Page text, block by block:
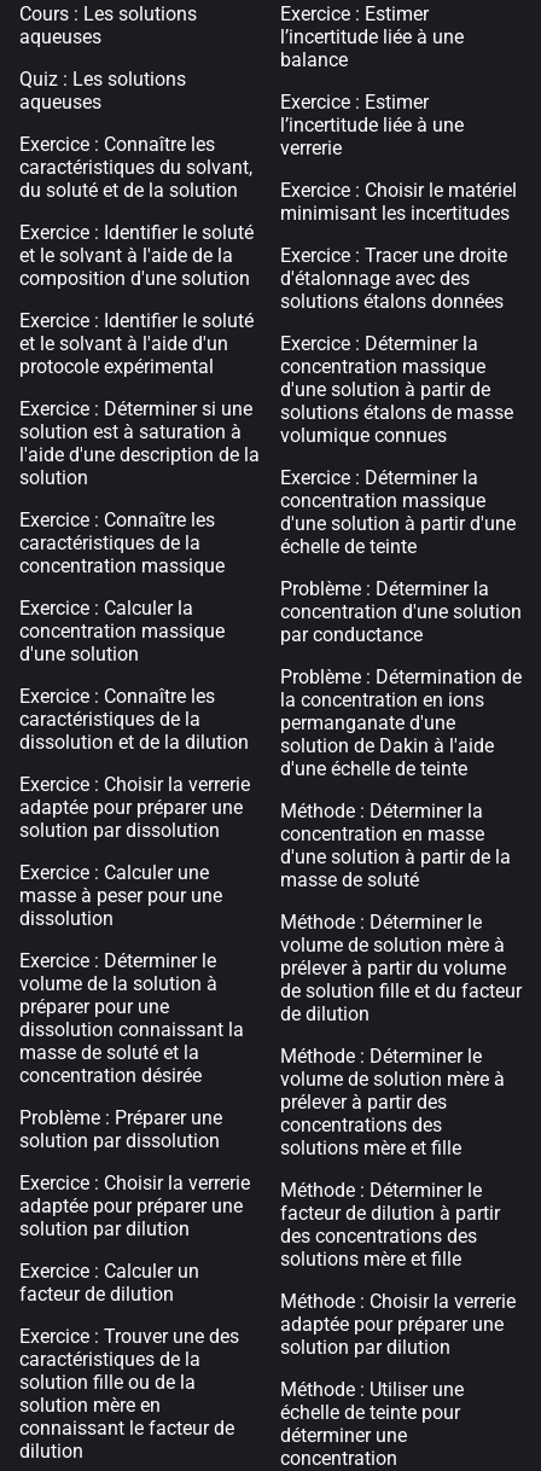
Cours : Les solutions
aqueuses
Quiz : Les solutions
aqueuses
Exercice : Connaître les
caractéristiques du solvant,
du soluté et de la solution
Exercice : Identifier le soluté
et le solvant à l'aide de la
composition d'une solution
Exercice : Identifier le soluté
et le solvant à l'aide d'un
protocole expérimental
Exercice : Déterminer si une
solution est à saturation à
l'aide d'une description de la
solution
Exercice : Connaître les
caractéristiques de la
concentration massique
Exercice : Calculer la
concentration massique
d'une solution
Exercice : Connaître les
caractéristiques de la
dissolution et de la dilution
Exercice : Choisir la verrerie
adaptée pour préparer une
solution par dissolution
Exercice : Calculer une
masse à peser pour une
dissolution
Exercice : Déterminer le
volume de la solution à
préparer pour une
dissolution connaissant la
masse de soluté et la
concentration désirée
Problème : Préparer une
solution par dissolution
Exercice : Choisir la verrerie
adaptée pour préparer une
solution par dilution
Exercice : Calculer un
facteur de dilution
Exercice : Trouver une des
caractéristiques de la
solution fille ou de la
solution mère en
connaissant le facteur de
dilution
Exercice : Estimer
l’incertitude liée à une
balance
Exercice : Estimer
l’incertitude liée à une
verrerie
Exercice : Choisir le matériel
minimisant les incertitudes
Exercice : Tracer une droite
d'étalonnage avec des
solutions étalons données
Exercice : Déterminer la
concentration massique
d'une solution à partir de
solutions étalons de masse
volumique connues
Exercice : Déterminer la
concentration massique
d'une solution à partir d'une
échelle de teinte
Problème : Déterminer la
concentration d'une solution
par conductance
Problème : Détermination de
la concentration en ions
permanganate d'une
solution de Dakin à l'aide
d'une échelle de teinte
Méthode : Déterminer la
concentration en masse
d'une solution à partir de la
masse de soluté
Méthode : Déterminer le
volume de solution mère à
prélever à partir du volume
de solution fille et du facteur
de dilution
Méthode : Déterminer le
volume de solution mère à
prélever à partir des
concentrations des
solutions mère et fille
Méthode : Déterminer le
facteur de dilution à partir
des concentrations des
solutions mère et fille
Méthode : Choisir la verrerie
adaptée pour préparer une
solution par dilution
Méthode : Utiliser une
échelle de teinte pour
déterminer une
concentration